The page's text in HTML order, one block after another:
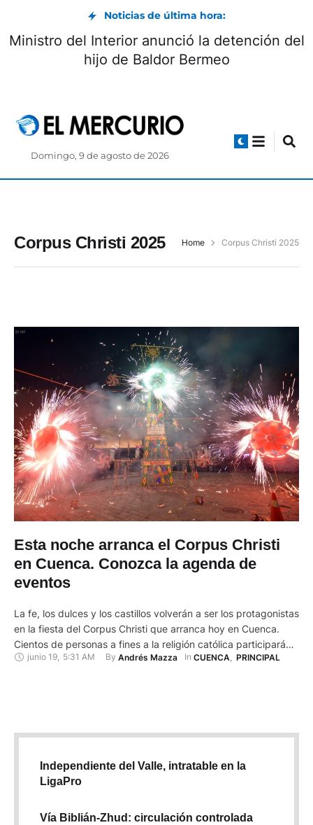
Noticias de última hora:
Ministro del Interior anunció la detención del
hijo de Baldor Bermeo
Domingo, 9 de agosto de 2026
Corpus Christi 2025 Home Corpus Christi 2025
Esta noche arranca el Corpus Christi
en Cuenca. Conozca la agenda de
eventos
La fe, los dulces y los castillos volverán a ser los protagonistas
en la fiesta del Corpus Christi que arranca hoy en Cuenca.
Cientos de personas a fines a la religión católica participarán
de la gran celebración a la eucaristía a lo largo de siete días.
junio 19, 5:31 AM By Andrés Mazza In CUENCA PRINCIPAL
Independiente del Valle, intratable en la
LigaPro
Vía Biblián-Zhud: circulación controlada